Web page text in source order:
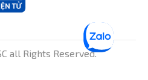
all Rights Reserved.